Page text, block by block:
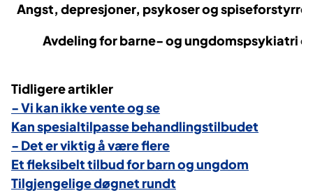
Angst, depresjoner, psykoser og
Avdeling for barne- og ungdomspsykiatri
Tidligere artikler
- Vi kan ikke vente og se
Kan spesialtilpasse behandlingstilbudet
- Det er viktig å være flere
Et fleksibelt tilbud for barn og ungdom
Tilgjengelige døgnet rundt